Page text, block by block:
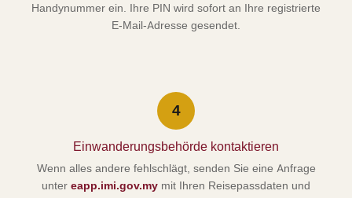
Handynummer ein. Ihre PIN wird sofort an Ihre registrierte
E-Mail-Adresse gesendet.
4
Einwanderungsbehörde kontaktieren
Wenn alles andere fehlschlägt, senden Sie eine Anfrage
unter eapp.imi.gov.my mit Ihren Reisepassdaten und